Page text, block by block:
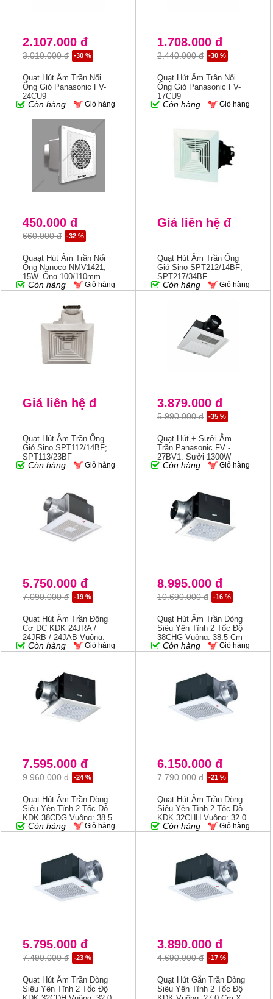
2.107.000 đ
3.010.000 đ -30 %
Quạt Hút Âm Trần Nối
Ống Gió Panasonic FV-
24CU9
Còn hàng Giỏ hàng
1.708.000 đ
2.440.000 đ -30 %
Quạt Hút Âm Trần Nối
Ống Gió Panasonic FV-
17CU9
Còn hàng Giỏ hàng
450.000 đ
660.000 đ -32 %
Quaạt Hút Âm Trần Nối
Ống Nanoco NMV1421,
15W, Ống 100/110mm
Còn hàng Giỏ hàng
Giá liên hệ đ
Quạt Hút Âm Trần Ống
Gió Sino SPT212/14BF;
SPT217/34BF
Còn hàng Giỏ hàng
Giá liên hệ đ
Quạt Hút Âm Trần Ống
Gió Sino SPT112/14BF;
SPT113/23BF
Còn hàng Giỏ hàng
3.879.000 đ
5.990.000 đ -35 %
Quạt Hút + Sưởi Âm
Trần Panasonic FV -
27BV1, Sưởi 1300W
Còn hàng Giỏ hàng
5.750.000 đ
7.090.000 đ -19 %
Quạt Hút Âm Trần Động
Cơ DC KDK 24JRA /
24JRB / 24JAB Vuông:
24.0 Cm X 24.0 Cm
Còn hàng Giỏ hàng
8.995.000 đ
10.690.000 đ -16 %
Quạt Hút Âm Trần Dòng
Siêu Yên Tĩnh 2 Tốc Độ
38CHG Vuông: 38.5 Cm
X 38.5 Cm, Ống Gió
Còn hàng Giỏ hàng
7.595.000 đ
9.960.000 đ -24 %
Quạt Hút Âm Trần Dòng
Siêu Yên Tĩnh 2 Tốc Độ
KDK 38CDG Vuông: 38.5
Cm X 38.5 Cm, Ống Gió
Còn hàng Giỏ hàng
6.150.000 đ
7.790.000 đ -21 %
Quạt Hút Âm Trần Dòng
Siêu Yên Tĩnh 2 Tốc Độ
KDK 32CHH Vuông: 32.0
Cm X 32.0 Cm
Còn hàng Giỏ hàng
5.795.000 đ
7.490.000 đ -23 %
Quạt Hút Âm Trần Dòng
Siêu Yên Tĩnh 2 Tốc Độ
3.890.000 đ
4.690.000 đ -17 %
Quạt Hút Gắn Trần Dòng
Siêu Yên Tĩnh 2 Tốc Độ